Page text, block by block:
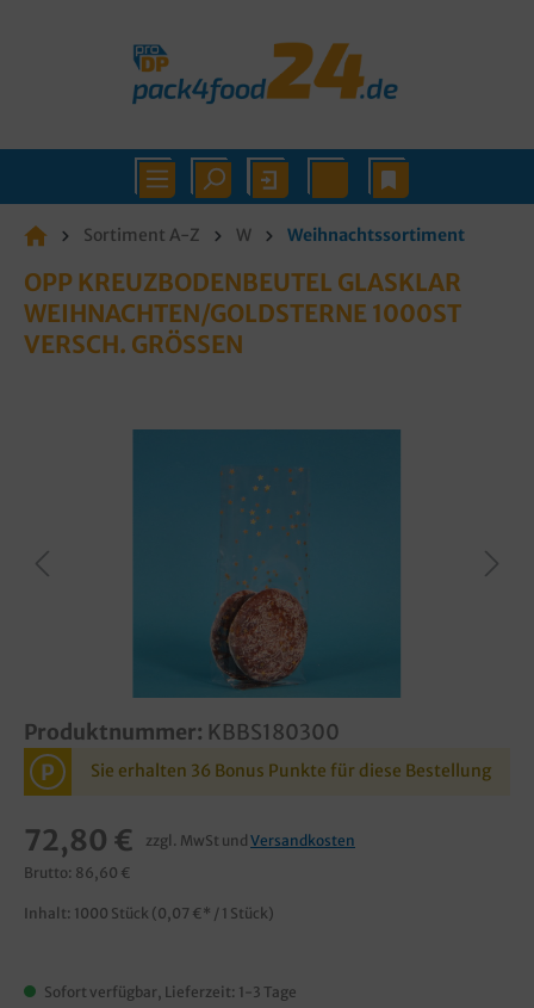
Sortiment A-Z W Weihnachtssortiment
OPP KREUZBODENBEUTEL GLASKLAR
WEIHNACHTEN/GOLDSTERNE 1000ST
VERSCH. GRÖSSEN
Produktnummer: KBBS180300
P Sie erhalten 36 Bonus Punkte für diese Bestellung
72,80 € zzgl. MwSt und Versandkosten
Brutto: 86,60 €
Inhalt: 1000 Stück (0,07 €* / 1 Stück)
Sofort verfügbar, Lieferzeit: 1-3 Tage